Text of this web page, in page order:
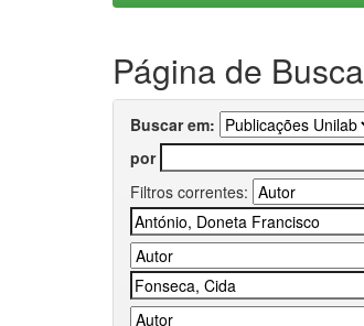
Página de Busca
Buscar em:
por
Filtros correntes: